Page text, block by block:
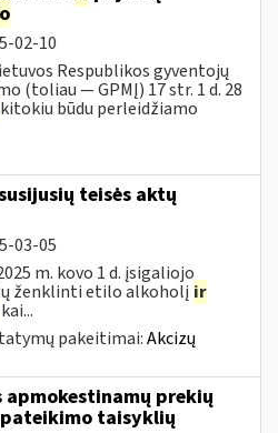
02-10
Respublikos gyventojų
(toliau — GPMĮ) 17 str. 1 d. 28
kitokiu būdu perleidžiamo
teisės aktų
03-05
m. kovo 1 d. įsigaliojo
ženklinti etilo alkoholį ir
kai...
pakeitimai:Akcizų
apmokestinamų prekių
taisyklių